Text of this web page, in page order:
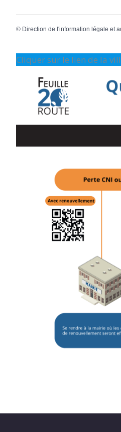
© Direction de l'information légale et
Cliquer sur le lien de la